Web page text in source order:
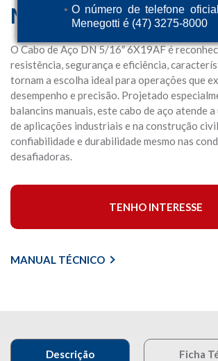
O número de telefone
Menegotti é (47) 3275-8000
Manual
O Cabo de Aço DN 5/16″ 6X19AF é
resistência, segurança e eficiência,
tornam a escolha ideal para operações que
desempenho e precisão. Projetado
balancins manuais, este cabo de aço atende a
de aplicações industriais e na construção
confiabilidade e durabilidade mesmo nas
desafiadoras.
TENHO INTERESSE
MANUAL TÉCNICO
Descrição Ficha